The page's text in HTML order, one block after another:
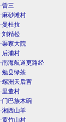
·曾三
·麻砂滩村
·曼杜拉
·刘精松
·渠家大院
·后浦村
·南海航道更路经
·勉县绿茶
·螺洲天后宫
·里董村
·门巴族木碗
·湘西山羊
·黄竹山村